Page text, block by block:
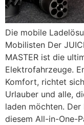
Die mobile
Mobilisten Der
MASTER ist die
Elektrofahrzeuge.
Komfort, richtet
Urlauber und alle,
laden möchten.
diesem All-in-One-